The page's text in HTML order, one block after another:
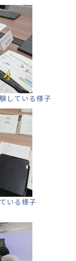
している様子
いる様子